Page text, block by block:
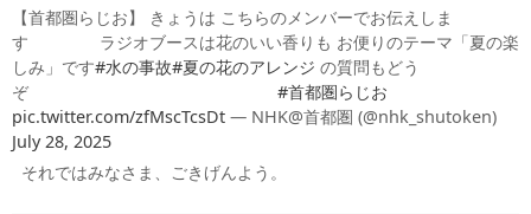
【首都圏らじお】 きょうは こちらのメンバーでお伝えしま
す ラジオブースは花のいい香りも お便りのテーマ「夏の楽
しみ」です#水の事故#夏の花のアレンジ の質問もどう
ぞ #首都圏らじお
pic.twitter.com/zfMscTcsDt — NHK@首都圏 (@nhk_shutoken)
July 28, 2025
それではみなさま、ごきげんよう。